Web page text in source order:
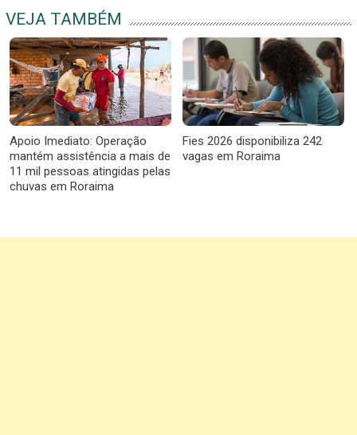
VEJA TAMBÉM
Apoio Imediato: Operação
mantém assistência a mais de
11 mil pessoas atingidas pelas
chuvas em Roraima
Fies 2026 disponibiliza 242
vagas em Roraima